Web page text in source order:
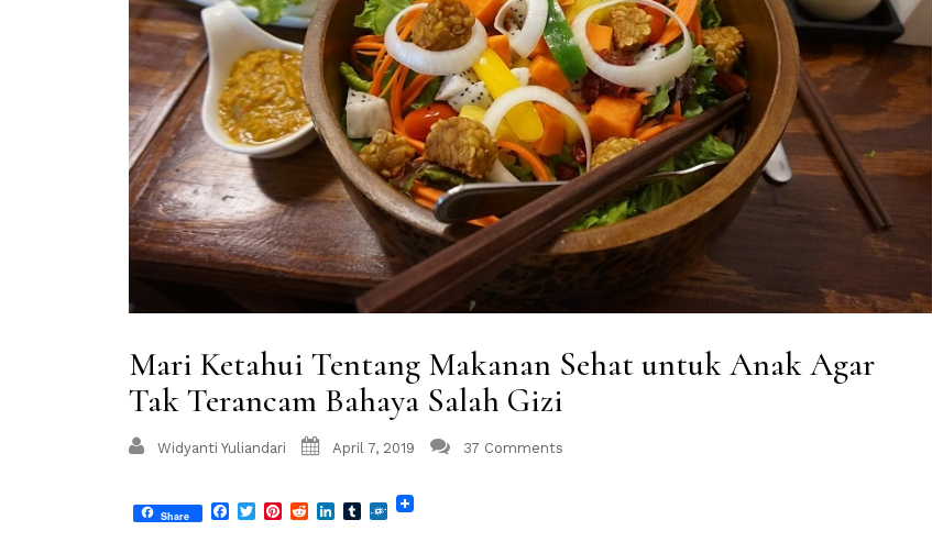
Mari Ketahui Tentang Makanan Sehat untuk Anak Agar
Tak Terancam Bahaya Salah Gizi
Widyanti Yuliandari April 7, 2019 37 Comments
Share Facebook
TwitterPinterest
RedditLinkedIn
Tumblr
Folkd